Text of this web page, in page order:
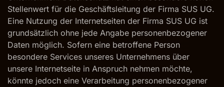
Stellenwert für die Geschäftsleitung der Firma SUS UG.
Eine Nutzung der Internetseiten der Firma SUS UG ist
grundsätzlich ohne jede Angabe personenbezogener
Daten möglich. Sofern eine betroffene Person
besondere Services unseres Unternehmens über
unsere Internetseite in Anspruch nehmen möchte,
könnte jedoch eine Verarbeitung personenbezogener